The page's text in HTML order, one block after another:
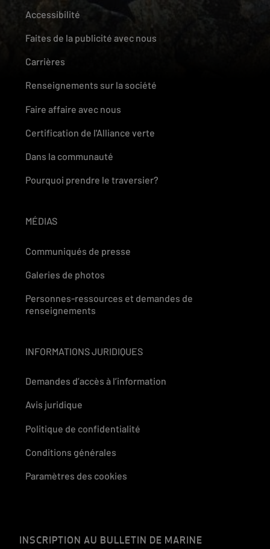
Accessibilité
Faites de la publicité avec nous
Carrières
Renseignements sur la société
Faire affaire avec nous
Certification de l'Alliance verte
Dans la communauté
Pourquoi prendre le traversier?
MÉDIAS
Communiqués de presse
Galeries de photos
Personnes-ressources et demandes de
renseignements
INFORMATIONS JURIDIQUES
Demandes d’accès à l’information
Avis juridique
Politique de confidentialité
Conditions générales
Paramètres des cookies
INSCRIPTION AU BULLETIN DE MARINE